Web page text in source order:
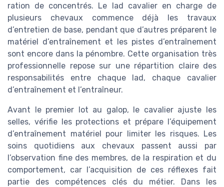
ration de concentrés. Le lad cavalier en charge de
plusieurs chevaux commence déjà les travaux
d’entretien de base, pendant que d’autres préparent le
matériel d’entraînement et les pistes d’entraînement
sont encore dans la pénombre. Cette organisation très
professionnelle repose sur une répartition claire des
responsabilités entre chaque lad, chaque cavalier
d’entraînement et l’entraîneur.
Avant le premier lot au galop, le cavalier ajuste les
selles, vérifie les protections et prépare l’équipement
d’entraînement matériel pour limiter les risques. Les
soins quotidiens aux chevaux passent aussi par
l’observation fine des membres, de la respiration et du
comportement, car l’acquisition de ces réflexes fait
partie des compétences clés du métier. Dans les